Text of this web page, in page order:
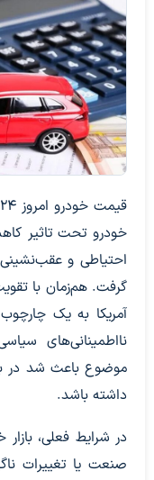
خودرو تحت تاثیر
احتیاطی و عقب‌نشینی
گرفت. هم‌زمان با
آمریکا به یک
نااطمینانی‌های
موضوع باعث شد در
داشته باشد.
در شرایط فعلی،
صنعت یا تغییرات